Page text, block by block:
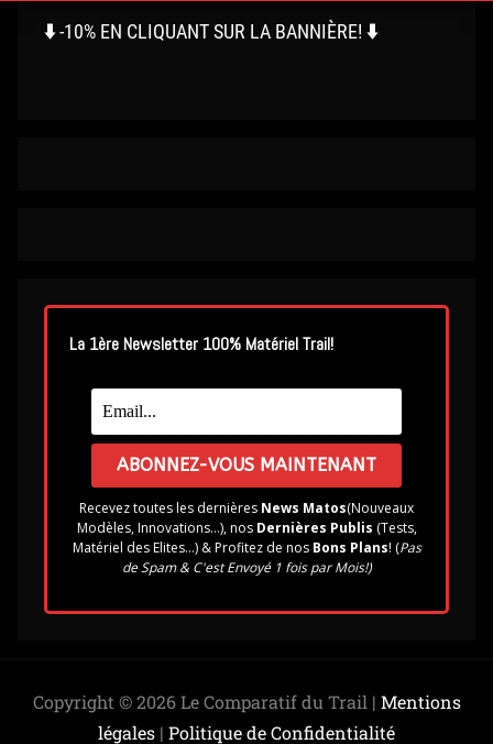
⬇️ -10% EN CLIQUANT SUR LA BANNIÈRE! ⬇️
La 1ère Newsletter 100% Matériel Trail!
Recevez toutes les dernières News Matos(Nouveaux
Modèles, Innovations...), nosDernières Publis (Tests,
Matériel des Elites...) & Profitez de nosBons Plans! (Pas
de Spam & C'est Envoyé 1 fois par Mois!)
Copyright © 2026 Le Comparatif du Trail | Mentions
légales | Politique de Confidentialité